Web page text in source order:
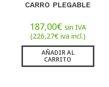
CARRO PLEGABLE
187,00€ sin IVA
(226,27€iva incl.)
AÑADIR AL
CARRITO